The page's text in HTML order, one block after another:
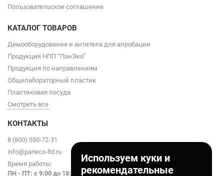
Используем куки и
рекомендательные
Пользовательское соглашение
КАТАЛОГ ТОВАРОВ
Демооборудование и антитела для апробации
Продукция НПП “ПанЭко”
Продукция по направлениям
Общелабораторный пластик
Пластиковая посуда
Смотреть все
КОНТАКТЫ
8 (800) 550-72-31
info@paneco-ltd.ru
Время работы:
ПН - ПТ: с 9:00 до 18:00